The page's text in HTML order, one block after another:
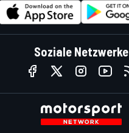
Soziale Netzwerke